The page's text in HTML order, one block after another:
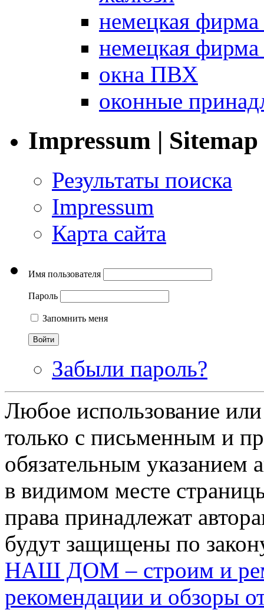
немецкая
немецкая
окна ПВХ
оконные
Impressum | Sitemap
Результаты поиска
Impressum
Карта сайта
Имя пользователя
Пароль
Запомнить меня
Забыли пароль?
Любое использование
только с письменным и
обязательным указанием
в видимом месте
права принадлежат
будут защищены по
НАШ ДОМ – строим и
рекомендации и обзоры